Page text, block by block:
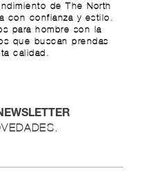
de The North
con confianza y estilo.
para hombre son la
que buscan prendas
calidad.